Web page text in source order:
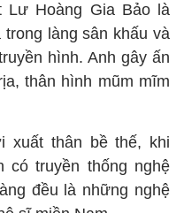
Lư Hoàng Gia Bảo là
làng sân khấu và
hình. Anh gây ấn
thân hình mũm mĩm
xuất thân bề thế, khi
có truyền thống nghệ
đều là những nghệ